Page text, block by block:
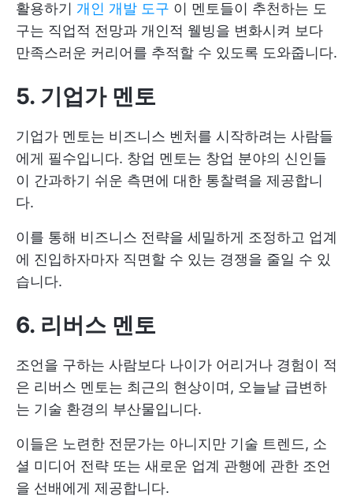
활용하기 개인 개발 도구 이 멘토들이 추천하는 도
구는 직업적 전망과 개인적 웰빙을 변화시켜 보다
만족스러운 커리어를 추적할 수 있도록 도와줍니다.
5. 기업가 멘토
기업가 멘토는 비즈니스 벤처를 시작하려는 사람들
에게 필수입니다. 창업 멘토는 창업 분야의 신인들
이 간과하기 쉬운 측면에 대한 통찰력을 제공합니
다.
이를 통해 비즈니스 전략을 세밀하게 조정하고 업계
에 진입하자마자 직면할 수 있는 경쟁을 줄일 수 있
습니다.
6. 리버스 멘토
조언을 구하는 사람보다 나이가 어리거나 경험이 적
은 리버스 멘토는 최근의 현상이며, 오늘날 급변하
는 기술 환경의 부산물입니다.
이들은 노련한 전문가는 아니지만 기술 트렌드, 소
셜 미디어 전략 또는 새로운 업계 관행에 관한 조언
을 선배에게 제공합니다.